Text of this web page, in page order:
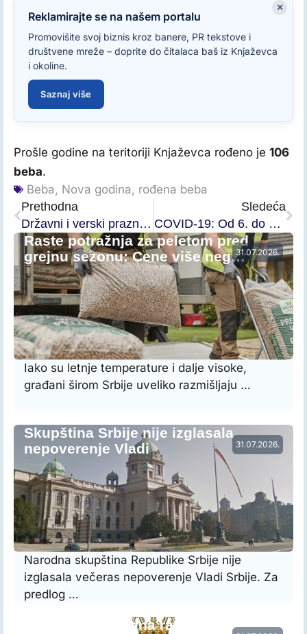
×
Reklamirajte se na našem portalu
Promovišite svoj biznis kroz banere, PR tekstove i
društvene mreže – doprite do čitalaca baš iz Knjaževca
i okoline.
Saznaj više
Prošle godine na teritoriji Knjaževca rođeno je 106
beba.
Beba, Nova godina, rođena beba
Prethodna
Državni i verski praznici koji se praznuju u Republici Srbiji 2022.
Sledeća
COVID-19: Od 6. do 9. januara u Knjaževcu zaraženo 27 osoba
31.07.2026.
Raste potražnja za peletom pred
grejnu sezonu: Cene više neg…
Iako su letnje temperature i dalje visoke,
građani širom Srbije uveliko razmišljaju …
31.07.2026.
Skupština Srbije nije izglasala
nepoverenje Vladi
Narodna skupština Republike Srbije nije
izglasala večeras nepoverenje Vladi Srbije. Za
predlog …
Vraćena prethodna raspodela radnog